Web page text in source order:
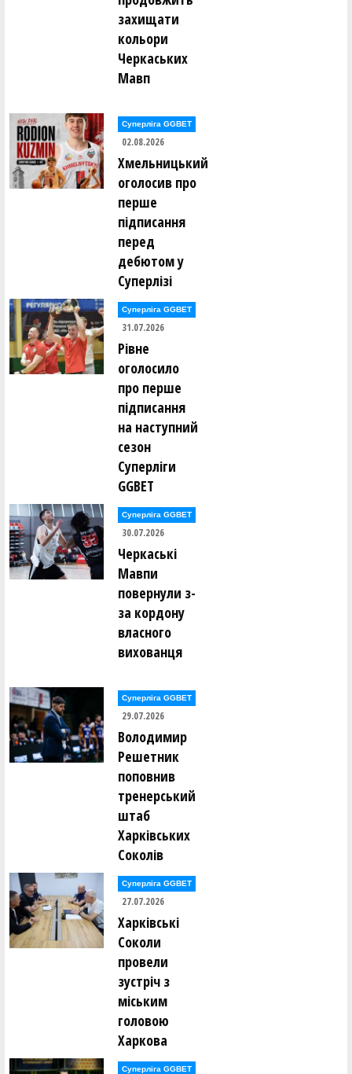
захищати
кольори
Черкаських
Мавп
Суперліга GGBET
02.08.2026
Хмельницький
оголосив про
перше
підписання
перед
дебютом у
Суперлізі
Суперліга GGBET
31.07.2026
Рівне
оголосило
про перше
підписання
на наступний
сезон
Суперліги
GGBET
Суперліга GGBET
30.07.2026
Черкаські
Мавпи
повернули з-
за кордону
власного
вихованця
Суперліга GGBET
29.07.2026
Володимир
Решетник
поповнив
тренерський
штаб
Харківських
Соколів
Суперліга GGBET
27.07.2026
Харківські
Соколи
провели
зустріч з
міським
головою
Харкова
Суперліга GGBET